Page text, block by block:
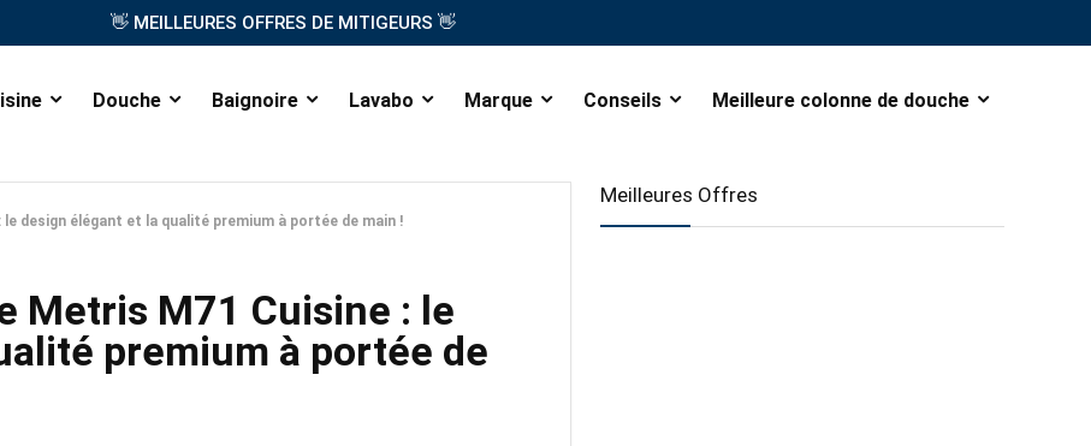
👋MEILLEURES OFFRES DE MITIGEURS 👋
Douche Baignoire Lavabo Marque Conseils Meilleure colonne de douche
design élégant et la qualité premium à portée de main !
Metris M71 Cuisine : le
premium à portée de
Meilleures Offres